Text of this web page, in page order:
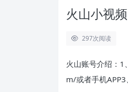
火山小视
297次阅读
火山账号介绍：
m/或者手机